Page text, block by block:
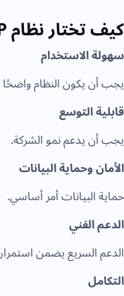
كيف تختار نظام ERP المناسب؟
سهولة الاستخدام
يجب أن يكون النظام
قابلية التوسع
يجب أن يدعم نمو الشركة.
الأمان وحماية البيانات
حماية البيانات أمر أساسي.
الدعم الفني
الدعم السريع يضمن
التكامل